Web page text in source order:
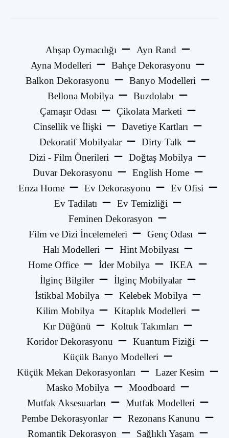
Ahşap Oymacılığı
Ayn Rand
Ayna Modelleri
Bahçe Dekorasyonu
Balkon Dekorasyonu
Banyo Modelleri
Bellona Mobilya
Buzdolabı
Çamaşır Odası
Çikolata Marketi
Cinsellik ve İlişki
Davetiye Kartları
Dekoratif Mobilyalar
Dirty Talk
Dizi - Film Önerileri
Doğtaş Mobilya
Duvar Dekorasyonu
English Home
Enza Home
Ev Dekorasyonu
Ev Ofisi
Ev Tadilatı
Ev Temizliği
Feminen Dekorasyon
Film ve Dizi İncelemeleri
Genç Odası
Halı Modelleri
Hint Mobilyası
Home Office
İder Mobilya
IKEA
İlginç Bilgiler
İlginç Mobilyalar
İstikbal Mobilya
Kelebek Mobilya
Kilim Mobilya
Kitaplık Modelleri
Kır Düğünü
Koltuk Takımları
Koridor Dekorasyonu
Kuantum Fiziği
Küçük Banyo Modelleri
Küçük Mekan Dekorasyonları
Lazer Kesim
Masko Mobilya
Moodboard
Mutfak Aksesuarları
Mutfak Modelleri
Pembe Dekorasyonlar
Rezonans Kanunu
Romantik Dekorasyon
Sağlıklı Yaşam